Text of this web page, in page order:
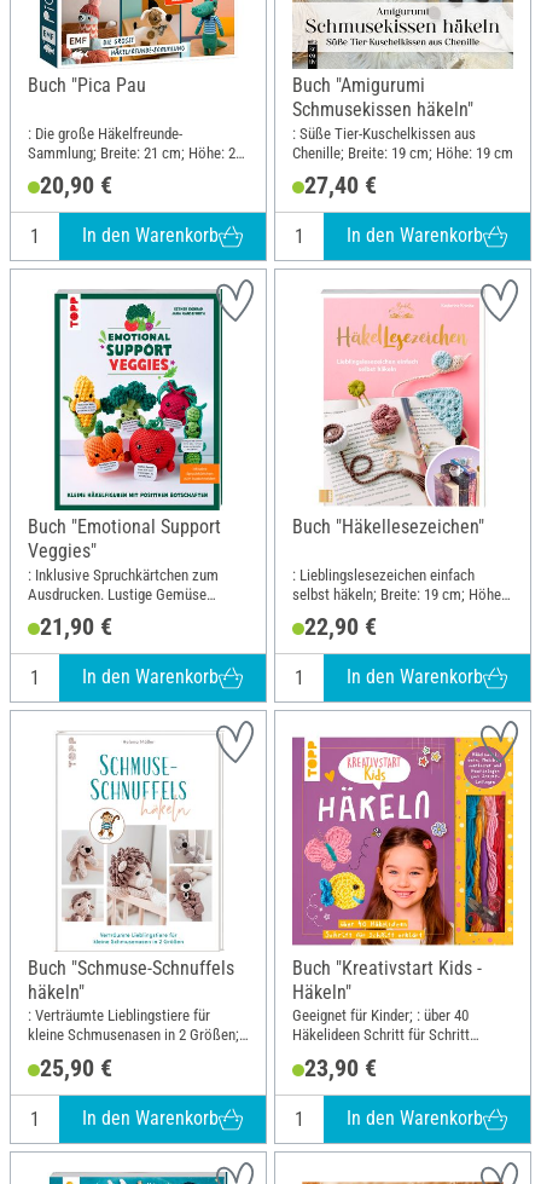
Buch "Pica Pau
: Die große Häkelfreunde-
Sammlung; Breite: 21 cm; Höhe: 23
20,90 €
In den Warenkorb
Buch "Amigurumi
Schmusekissen häkeln"
: Süße Tier-Kuschelkissen aus
Chenille; Breite: 19 cm; Höhe: 19 cm
27,40 €
In den Warenkorb
Buch "Emotional Support
Veggies"
: Inklusive Spruchkärtchen zum
Ausdrucken. Lustige Gemüse
zum Häkeln; Breite: 19 cm; Höhe:
24.5 cm
21,90 €
In den Warenkorb
Buch "Häkellesezeichen"
: Lieblingslesezeichen einfach
selbst häkeln; Breite: 19 cm; Höhe:
22,90 €
In den Warenkorb
Buch "Schmuse-Schnuffels
häkeln"
: Verträumte Lieblingstiere für
kleine Schmusenasen in 2 Größen;
25,90 €
In den Warenkorb
Buch "Kreativstart Kids -
Häkeln"
Geeignet für Kinder; : über 40
Häkelideen Schritt für Schritt
Haarspangen und
Maschenmarkierer zum Sofort-
Loslegen; Breite: 19.5 cm; Höhe: 25
cm
23,90 €
In den Warenkorb